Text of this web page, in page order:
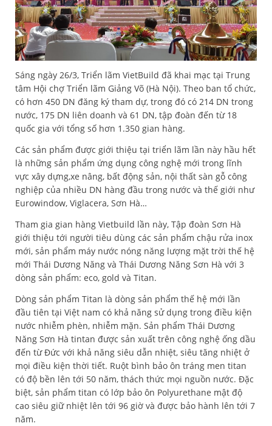
Sáng ngày 26/3, Triển lãm VietBuild đã khai mạc tại Trung
tâm Hội chợ Triển lãm Giảng Võ (Hà Nội). Theo ban tổ chức,
có hơn 450 DN đăng ký tham dự, trong đó có 214 DN trong
nước, 175 DN liên doanh và 61 DN, tập đoàn đến từ 18
quốc gia với tổng số hơn 1.350 gian hàng.
Các sản phẩm được giới thiệu tại triển lãm lần này hầu hết
là những sản phẩm ứng dụng công nghệ mới trong lĩnh
vực xây dựng,xe nâng, bất động sản, nội thất sàn gỗ công
nghiệp của nhiều DN hàng đầu trong nước và thế giới như
Eurowindow, Viglacera, Sơn Hà…
Tham gia gian hàng Vietbuild lần này, Tập đoàn Sơn Hà
giới thiệu tới người tiêu dùng các sản phẩm chậu rửa inox
mới, sản phẩm máy nước nóng năng lượng mặt trời thế hệ
mới Thái Dương Năng và Thái Dương Năng Sơn Hà với 3
dòng sản phẩm: eco, gold và Titan.
Dòng sản phẩm Titan là dòng sản phẩm thế hệ mới lần
đầu tiên tại Việt nam có khả năng sử dụng trong điều kiện
nước nhiễm phèn, nhiễm mặn. Sản phẩm Thái Dương
Năng Sơn Hà tintan được sản xuất trên công nghệ ống dầu
đến từ Đức với khả năng siêu dẫn nhiệt, siêu tăng nhiệt ở
mọi điều kiện thời tiết. Ruột bình bảo ôn tráng men titan
có độ bền lên tới 50 năm, thách thức mọi nguồn nước. Đặc
biệt, sản phẩm titan có lớp bảo ôn Polyurethane mật độ
cao siêu giữ nhiệt lên tới 96 giờ và được bảo hành lên tới 7
năm.